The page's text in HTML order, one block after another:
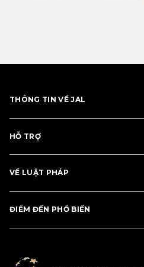
THÔNG TIN VỀ JAL
HỖ TRỢ
VỀ LUẬT PHÁP
ĐIỂM ĐẾN PHỔ BIẾN